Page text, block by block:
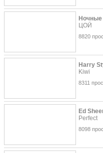
Ночные
ЦОЙ
8820
Harry
Kiwi
8311
Ed
Perfect
8098